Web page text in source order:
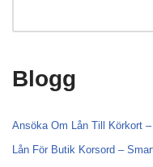
Blogg
Ansöka Om Lån Till Körkort
Lån För Butik Korsord –